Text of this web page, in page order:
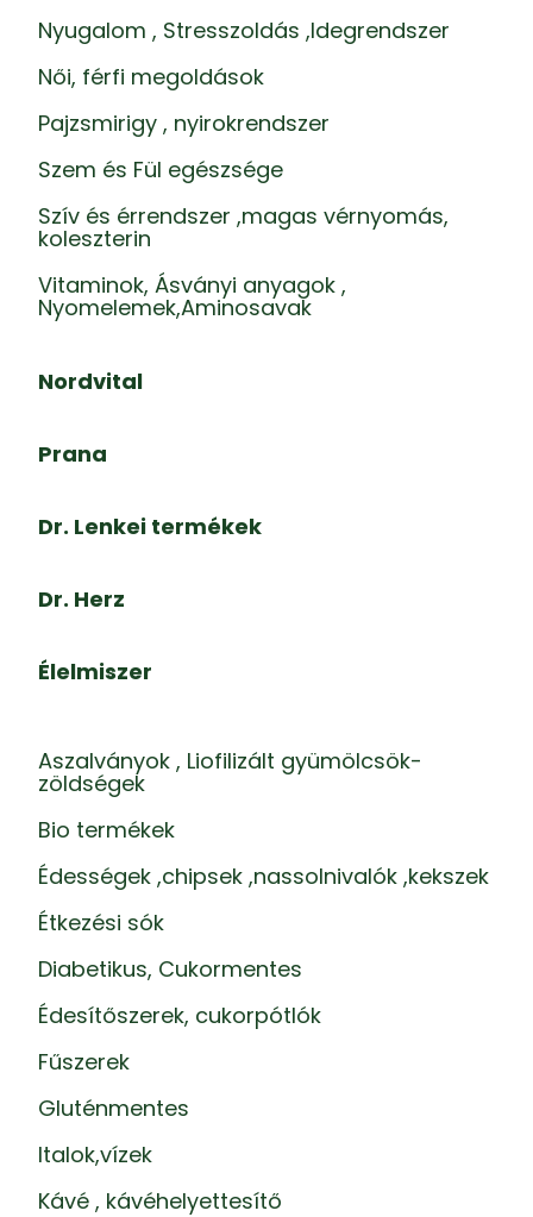
Nyugalom , Stresszoldás ,Idegrendszer
Női, férfi megoldások
Pajzsmirigy , nyirokrendszer
Szem és Fül egészsége
Szív és érrendszer ,magas vérnyomás,
koleszterin
Vitaminok, Ásványi anyagok ,
Nyomelemek,Aminosavak
Nordvital
Prana
Dr. Lenkei termékek
Dr. Herz
Élelmiszer
Aszalványok , Liofilizált gyümölcsök-
zöldségek
Bio termékek
Édességek ,chipsek ,nassolnivalók ,kekszek
Étkezési sók
Diabetikus, Cukormentes
Édesítőszerek, cukorpótlók
Fűszerek
Gluténmentes
Italok,vízek
Kávé , kávéhelyettesítő